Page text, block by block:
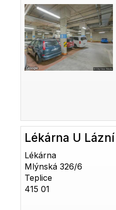
Lékárna U Lázní
Lékárna
Mlýnská 326/6
Teplice
415 01